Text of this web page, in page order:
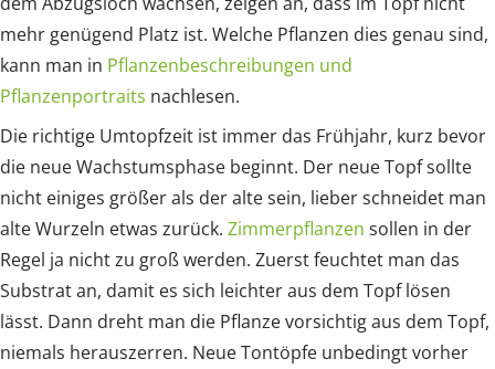
mehr genügend Platz ist. Welche Pflanzen dies genau sind,
kann man in Pflanzenbeschreibungen und
Pflanzenportraits nachlesen.
Die richtige Umtopfzeit ist immer das Frühjahr, kurz bevor
die neue Wachstumsphase beginnt. Der neue Topf sollte
nicht einiges größer als der alte sein, lieber schneidet man
alte Wurzeln etwas zurück. Zimmerpflanzen sollen in der
Regel ja nicht zu groß werden. Zuerst feuchtet man das
Substrat an, damit es sich leichter aus dem Topf lösen
lässt. Dann dreht man die Pflanze vorsichtig aus dem Topf,
niemals herauszerren. Neue Tontöpfe unbedingt vorher